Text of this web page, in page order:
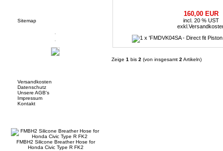
Sitemap
Versandkosten
Datenschutz
Unsere AGB's
Impressum
Kontakt
FMBH2 Silicone Breather Hose for
Honda Civic Type R FK2
160,00 EUR
incl. 20 % UST
exkl.
Zeige 1 bis 2 (von insgesamt 2 Artikeln)